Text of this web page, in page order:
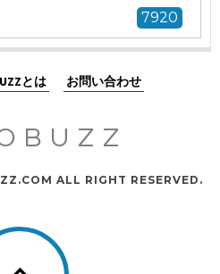
7920
とは お問い合わせ
ALL RIGHT RESERVED.